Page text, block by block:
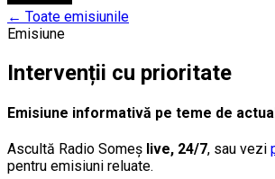
← Toate emisiunile
Emisiune
Intervenții cu prioritate
Emisiune informativă pe teme de
Ascultă Radio Someș live, 24/7, sau vezi
pentru emisiuni reluate.